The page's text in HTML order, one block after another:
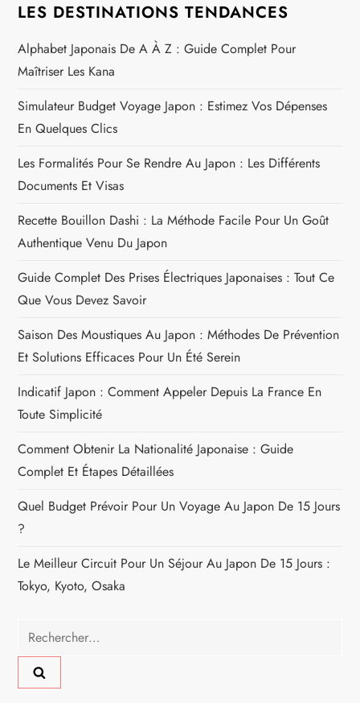
a
t
i
o
n
d
e
l
’
a
r
t
i
c
l
e
LES DESTINATIONS TENDANCES
Alphabet Japonais De A À Z : Guide Complet Pour
Maîtriser Les Kana
Simulateur Budget Voyage Japon : Estimez Vos Dépenses
En Quelques Clics
Les Formalités Pour Se Rendre Au Japon : Les Différents
Documents Et Visas
Recette Bouillon Dashi : La Méthode Facile Pour Un Goût
Authentique Venu Du Japon
Guide Complet Des Prises Électriques Japonaises : Tout Ce
Que Vous Devez Savoir
Saison Des Moustiques Au Japon : Méthodes De Prévention
Et Solutions Efficaces Pour Un Été Serein
Indicatif Japon : Comment Appeler Depuis La France En
Toute Simplicité
Comment Obtenir La Nationalité Japonaise : Guide
Complet Et Étapes Détaillées
Quel Budget Prévoir Pour Un Voyage Au Japon De 15 Jours
?
Le Meilleur Circuit Pour Un Séjour Au Japon De 15 Jours :
Tokyo, Kyoto, Osaka
Rechercher :